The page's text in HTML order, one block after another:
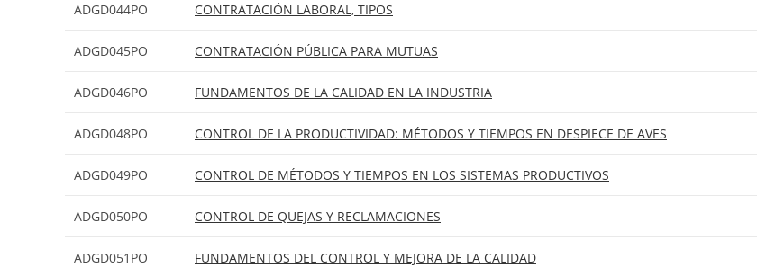
ADGD044PO CONTRATACIÓN LABORAL, TIPOS
ADGD045PO CONTRATACIÓN PÚBLICA PARA MUTUAS
ADGD046PO FUNDAMENTOS DE LA CALIDAD EN LA INDUSTRIA
ADGD048PO CONTROL DE LA PRODUCTIVIDAD: MÉTODOS Y TIEMPOS EN DESPIECE DE AVES
ADGD049PO CONTROL DE MÉTODOS Y TIEMPOS EN LOS SISTEMAS PRODUCTIVOS
ADGD050PO CONTROL DE QUEJAS Y RECLAMACIONES
ADGD051PO FUNDAMENTOS DEL CONTROL Y MEJORA DE LA CALIDAD